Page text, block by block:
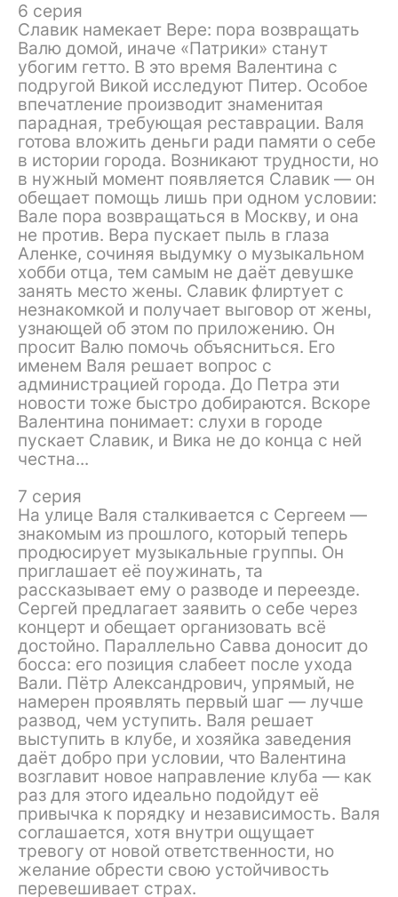
6 серия
Славик намекает Вере: пора возвращать
Валю домой, иначе «Патрики» станут
убогим гетто. В это время Валентина с
подругой Викой исследуют Питер. Особое
впечатление производит знаменитая
парадная, требующая реставрации. Валя
готова вложить деньги ради памяти о себе
в истории города. Возникают трудности, но
в нужный момент появляется Славик — он
обещает помощь лишь при одном условии:
Вале пора возвращаться в Москву, и она
не против. Вера пускает пыль в глаза
Аленке, сочиняя выдумку о музыкальном
хобби отца, тем самым не даёт девушке
занять место жены. Славик флиртует с
незнакомкой и получает выговор от жены,
узнающей об этом по приложению. Он
просит Валю помочь объясниться. Его
именем Валя решает вопрос с
администрацией города. До Петра эти
новости тоже быстро добираются. Вскоре
Валентина понимает: слухи в городе
пускает Славик, и Вика не до конца с ней
честна...
7 серия
На улице Валя сталкивается с Сергеем —
знакомым из прошлого, который теперь
продюсирует музыкальные группы. Он
приглашает её поужинать, та
рассказывает ему о разводе и переезде.
Сергей предлагает заявить о себе через
концерт и обещает организовать всё
достойно. Параллельно Савва доносит до
босса: его позиция слабеет после ухода
Вали. Пётр Александрович, упрямый, не
намерен проявлять первый шаг — лучше
развод, чем уступить. Валя решает
выступить в клубе, и хозяйка заведения
даёт добро при условии, что Валентина
возглавит новое направление клуба — как
раз для этого идеально подойдут её
привычка к порядку и независимость. Валя
соглашается, хотя внутри ощущает
тревогу от новой ответственности, но
желание обрести свою устойчивость
перевешивает страх.